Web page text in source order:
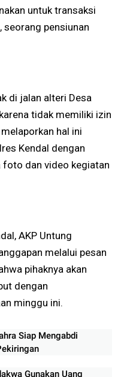
untuk transaksi
seorang pensiunan
di jalan alteri Desa
tidak memiliki izin
hal ini
Kendal dengan
foto dan video kegiatan
AKP Untung
melalui pesan
pihaknya akan
dengan
minggu ini.
Siap Mengabdi
Gunakan Uang